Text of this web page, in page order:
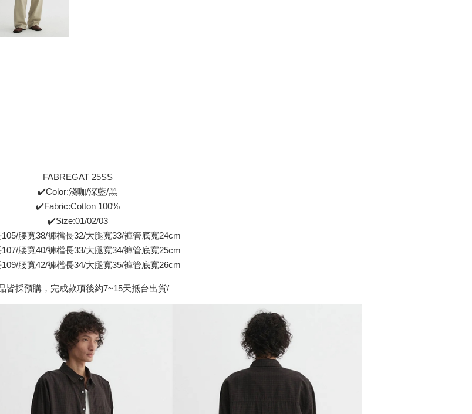
FABREGAT 25SS
✔️Color:淺咖/深藍/黑
✔️Fabric:Cotton 100%
✔️Size:01/02/03
腰寬38/褲檔長32/大腿寬33/褲管底寬24cm
腰寬40/褲檔長33/大腿寬34/褲管底寬25cm
腰寬42/褲檔長34/大腿寬35/褲管底寬26cm
皆採預購，完成款項後約7~15天抵台出貨/